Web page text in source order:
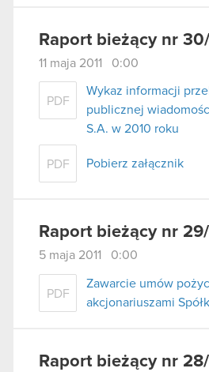
Raport bieżący nr 30/
11 maja 2011 0:00
PDF
Wykaz informacji
publicznej
S.A. w 2010 roku
PDF Pobierz załącznik
Raport bieżący nr 29/
5 maja 2011 0:00
PDF
Zawarcie umów
akcjonariuszami
Raport bieżący nr 28/